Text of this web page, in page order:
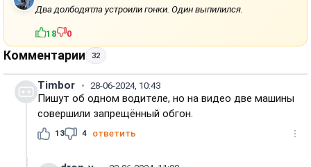
Два долбодятла устроили гонки. Один выпилился.
18 0
Комментарии 32
Timbor 28-06-2024, 10:43
Пишут об одном водителе, но на видео две машины
совершили запрещённый обгон.
13 4 ответить